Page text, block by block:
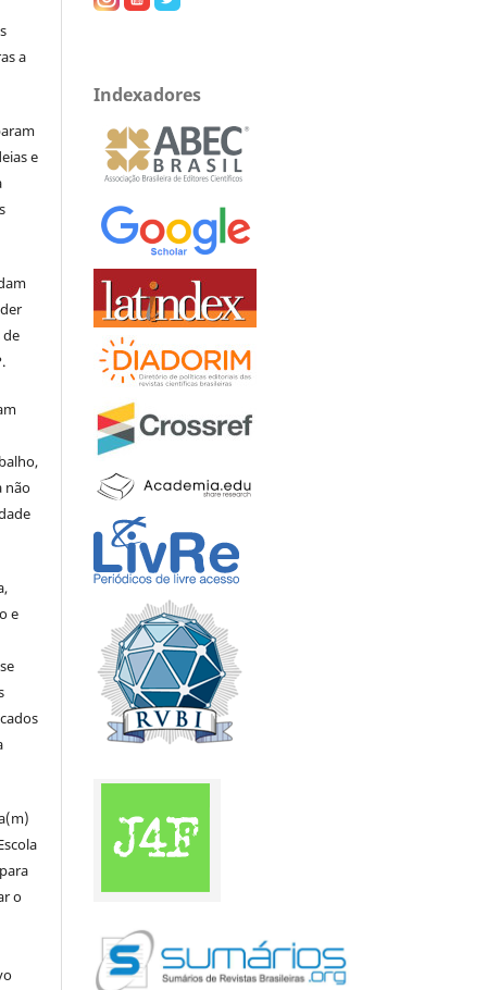
a
e
de
não
e
o
Indexadores